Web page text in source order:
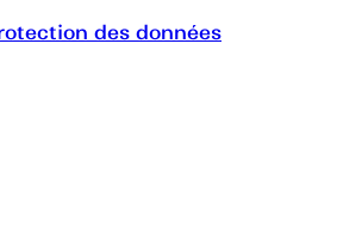
des données